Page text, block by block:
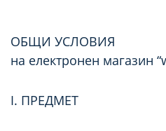
ОБЩИ УСЛОВИЯ
на електронен магазин
I. ПРЕДМЕТ